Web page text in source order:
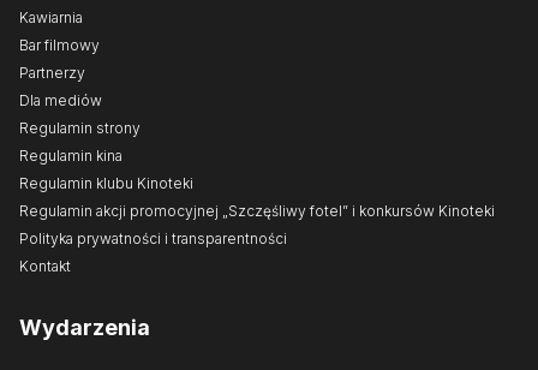
Kawiarnia
Bar filmowy
Partnerzy
Dla mediów
Regulamin strony
Regulamin kina
Regulamin klubu Kinoteki
Regulamin akcji promocyjnej „Szczęśliwy fotel” i konkursów Kinoteki
Polityka prywatności i transparentności
Kontakt
Wydarzenia